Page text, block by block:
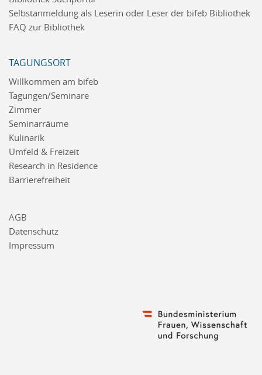
Selbstanmeldung als Leserin oder Leser der bifeb Bibliothek
FAQ zur Bibliothek
TAGUNGSORT
Willkommen am bifeb
Tagungen/Seminare
Zimmer
Seminarräume
Kulinarik
Umfeld & Freizeit
Research in Residence
Barrierefreiheit
AGB
Datenschutz
Impressum